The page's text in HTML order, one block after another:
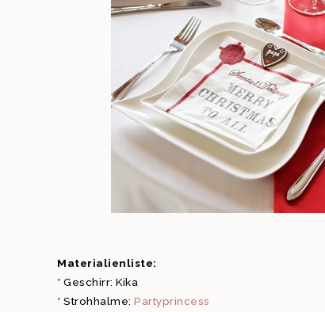
Materialienliste:
* Geschirr: Kika
* Strohhalme: Partyprincess